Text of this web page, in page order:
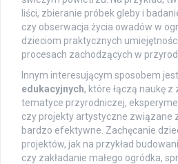
liści, zbieranie próbek gleby i
czy obserwacja życia owadów w
dzieciom praktycznych
procesach zachodzących w
Innym interesującym sposobem
edukacyjnych, które łączą naukę
tematyce przyrodniczej,
czy projekty artystyczne związane
bardzo efektywne. Zachęcanie
projektów, jak na przykład
czy zakładanie małego ogródka,